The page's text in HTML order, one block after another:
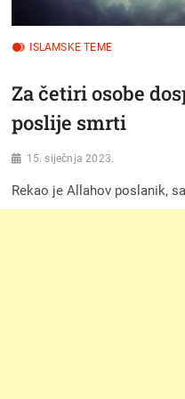
ISLAMSKE TEME
Za četiri osobe
poslije smrti
15. siječnja 2023.
Rekao je Allahov poslanik,